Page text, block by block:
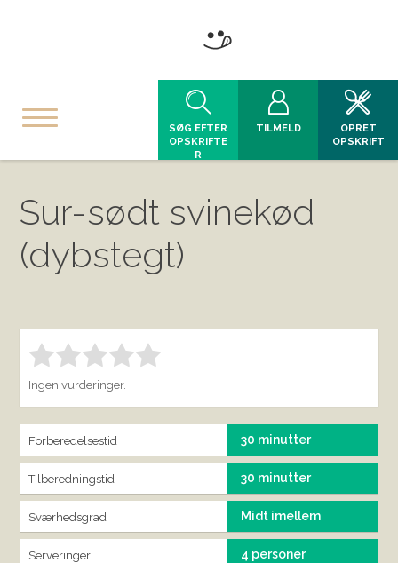
SØG EFTER
OPSKRIFTE
R
TILMELD
OPRET
OPSKRIFT
Sur-sødt svinekød
(dybstegt)
Bedøm denne vare: 1.00
Ingen vurderinger.
Forberedelsestid 30 minutter
Tilberedningstid 30 minutter
Sværhedsgrad Midt imellem
Serveringer 4 personer